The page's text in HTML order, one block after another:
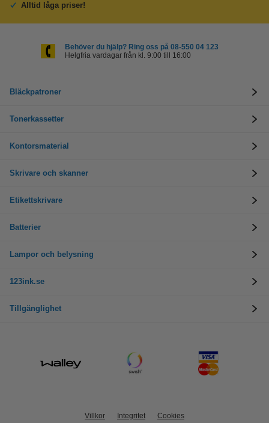
Alltid låga priser!
Behöver du hjälp? Ring oss på 08-550 04 123
Helgfria vardagar från kl. 9:00 till 16:00
Bläckpatroner
Tonerkassetter
Kontorsmaterial
Skrivare och skanner
Etikettskrivare
Batterier
Lampor och belysning
123ink.se
Tillgänglighet
Villkor Integritet Cookies